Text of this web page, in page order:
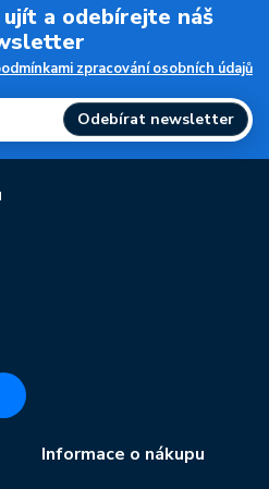
a odebírejte náš
zpracování osobních údajů
Odebírat newsletter
Informace o nákupu